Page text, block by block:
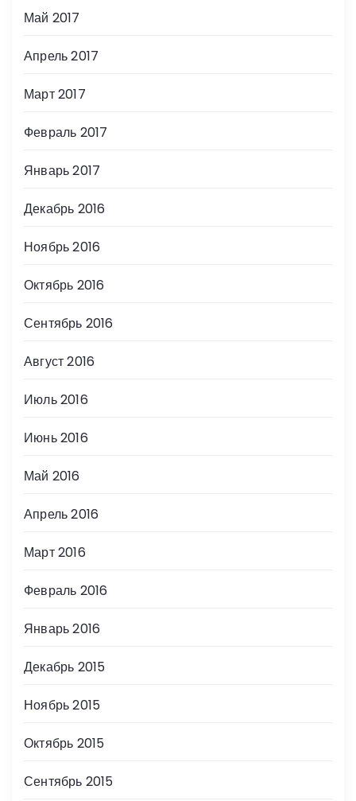
Май 2017
Апрель 2017
Март 2017
Февраль 2017
Январь 2017
Декабрь 2016
Ноябрь 2016
Октябрь 2016
Сентябрь 2016
Август 2016
Июль 2016
Июнь 2016
Май 2016
Апрель 2016
Март 2016
Февраль 2016
Январь 2016
Декабрь 2015
Ноябрь 2015
Октябрь 2015
Сентябрь 2015